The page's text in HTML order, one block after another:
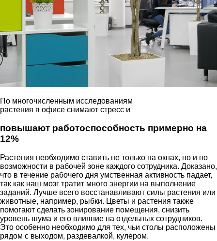
По многочисленным исследованиям
растения в офисе снимают стресс и
повышают работоспособность примерно на
12%
Растения необходимо ставить не только на окнах, но и по
возможности в рабочей зоне каждого сотрудника. Доказано,
что в течение рабочего дня умственная активность падает,
так как наш мозг тратит много энергии на выполнение
заданий. Лучше всего восстанавливают силы растения или
животные, например, рыбки. Цветы и растения также
помогают сделать зонирование помещения, снизить
уровень шума и его влияние на отдельных сотрудников.
Это особенно необходимо для тех, чьи столы расположены
рядом с выходом, раздевалкой, кулером.